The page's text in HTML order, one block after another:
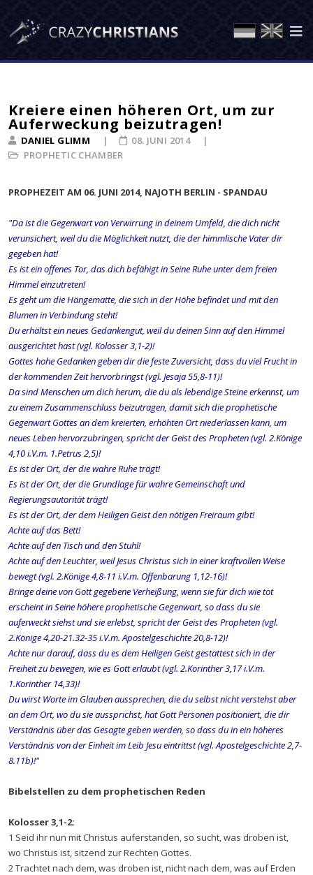
Kreiere einen höheren Ort, um zur
Auferweckung beizutragen!
DANIEL GLIMM
PROPHETIC CHAMBER
08. JUNI 2014
PROPHEZEIT AM 06. JUNI 2014, NAJOTH BERLIN - SPANDAU
"Da ist die Gegenwart von Verwirrung in deinem Umfeld, die dich nicht
verunsichert, weil du die Möglichkeit nutzt, die der himmlische Vater dir
gegeben hat!
Es ist ein offenes Tor, das dich befähigt in Seine Ruhe unter dem freien
Himmel einzutreten!
Es geht um die Hängematte, die sich in der Höhe befindet und mit den
Blumen in Verbindung steht!
Du erhältst ein neues Gedankengut, weil du deinen Sinn auf den Himmel
ausgerichtet hast (vgl. Kolosser 3,1-2)!
Gottes hohe Gedanken geben dir die feste Zuversicht, dass du viel Frucht in
der kommenden Zeit hervorbringst (vgl. Jesaja 55,8-11)!
Da sind Menschen um dich herum, die du als lebendige Steine erkennst, um
zu einem Zusammenschluss beizutragen, damit sich die prophetische
Gegenwart Gottes an dem kreierten, erhöhten Ort niederlassen kann, um
neues Leben hervorzubringen, spricht der Geist des Propheten (vgl. 2.Könige
4,10 i.V.m. 1.Petrus 2,5)!
Es ist der Ort, der die wahre Ruhe trägt!
Es ist der Ort, der die Grundlage für wahre Gemeinschaft und
Regierungsautorität trägt!
Es ist der Ort, der dem Heiligen Geist den nötigen Freiraum gibt!
Achte auf das Bett!
Achte auf den Tisch und den Stuhl!
Achte auf den Leuchter, weil Jesus Christus sich in einer kraftvollen Weise
bewegt (vgl. 2.Könige 4,8-11 i.V.m. Offenbarung 1,12-16)!
Bringe deine von Gott gegebene Verheißung, wenn sie für dich wie tot
erscheint in Seine höhere prophetische Gegenwart, so dass du sie
auferweckt siehst und sie erlebst, spricht der Geist des Propheten (vgl.
2.Könige 4,20-21.32-35 i.V.m. Apostelgeschichte 20,8-12)!
Achte nur darauf, dass du es dem Heiligen Geist gestattest sich in der
Freiheit zu bewegen, wie es Gott erlaubt (vgl. 2.Korinther 3,17 i.V.m.
1.Korinther 14,33)!
Du wirst Worte im Glauben aussprechen, die du selbst nicht verstehst aber
an dem Ort, wo du sie aussprichst, hat Gott Personen positioniert, die dir
Verständnis über das Gesagte geben werden, so dass du in ein höheres
Verständnis von der Einheit im Leib Jesu eintrittst (vgl. Apostelgeschichte 2,7-
8.11b)!"
Bibelstellen zu dem prophetischen Reden
Kolosser 3,1-2:
1 Seid ihr nun mit Christus auferstanden, so sucht, was droben ist,
wo Christus ist, sitzend zur Rechten Gottes.
2 Trachtet nach dem, was droben ist, nicht nach dem, was auf Erden